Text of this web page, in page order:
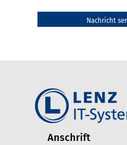
Anschrift